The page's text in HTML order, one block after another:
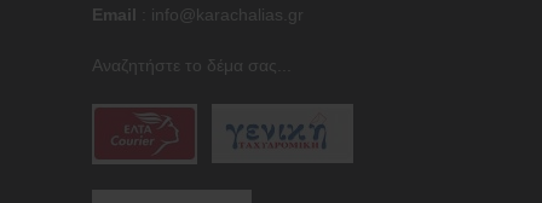
Email
info@karachalias.gr
Αναζητήστε το δέμα σας...